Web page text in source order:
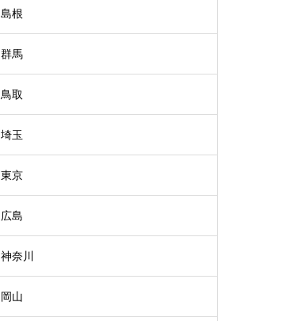
島根
群馬
鳥取
埼玉
東京
広島
神奈川
岡山